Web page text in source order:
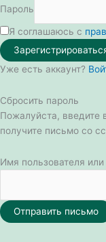
Пароль
Я соглашаюсь с
Уже есть аккаунт?
Сбросить пароль
Пожалуйста, введите
получите письмо со
Имя пользователя
Отправить письмо